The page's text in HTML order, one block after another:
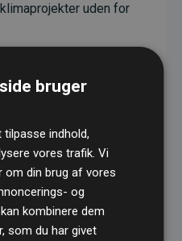
uden for
gennemsnit svarer til
den estimerede
gennem Gold
ordning, der sikrer høj
i klimainvesteringer.
konkrete projekter
bruger
indhold,
vores trafik. Vi
om din brug af vores
og
kombinere dem
som du har givet